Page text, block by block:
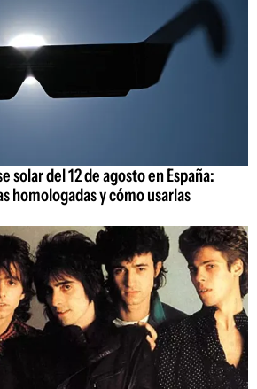
solar del 12 de agosto en España:
homologadas y cómo usarlas